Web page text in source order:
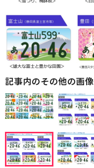
記事内のその他の画像